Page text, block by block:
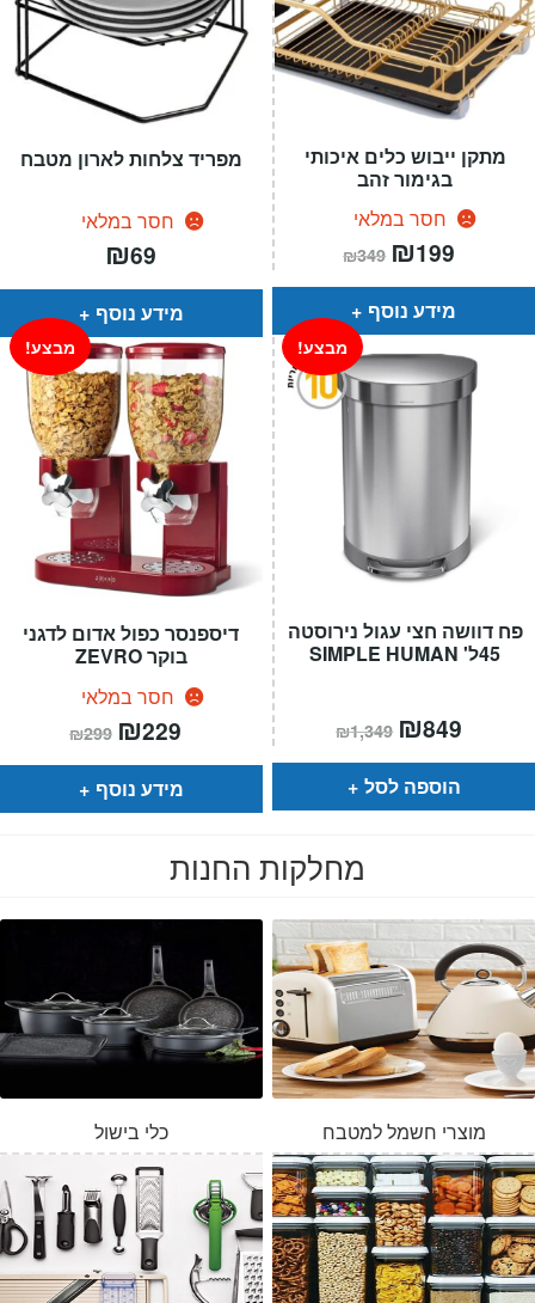
מפריד צלחות לארון מטבח
חסר במלאי
₪69
מידע נוסף
מתקן ייבוש כלים איכותי
בגימור זהב
חסר במלאי
₪349 המחיר
המקורי
היה:
₪349.
₪199
הוא:
מידע נוסף
דיספנסר כפול אדום לדגני
בוקר ZEVRO
חסר במלאי
מבצע!
₪299 המחיר
המקורי
היה:
₪299.
₪229
הוא:
מידע נוסף
פח דוושה חצי עגול נירוסטה
45ל' SIMPLE HUMAN
מבצע!
₪1,349 המחיר
המקורי
היה:
₪849
הוא:
הוספה לסל
מחלקות החנות
כלי בישול מוצרי חשמל למטבח